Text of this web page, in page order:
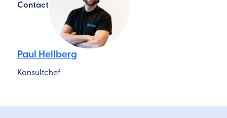
Contact
Paul Hellberg
Konsultchef